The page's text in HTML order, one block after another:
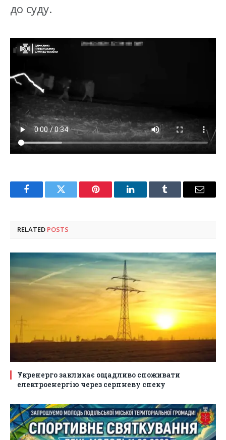
до суду.
FacebookTwitter Pinterest LinkedInTumblr Email
RELATED POSTS
Укренерго закликає ощадливо споживати
електроенергію через серпневу спеку